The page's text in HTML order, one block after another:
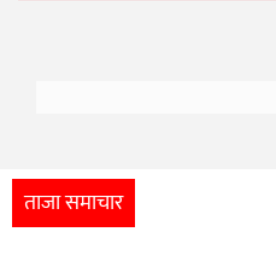
आर्थिक
ताजा समाचार